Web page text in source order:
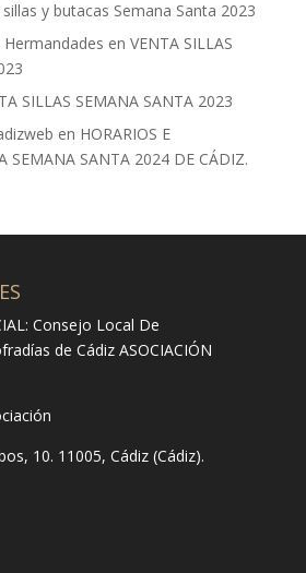
y butacas Semana Santa 2023
en VENTA SILLAS
SILLAS SEMANA SANTA 2023
en HORARIOS E
SEMANA SANTA 2024 DE CÁDIZ.
Consejo Local De
de Cádiz ASOCIACIÓN
10. 11005, Cádiz (Cádiz).